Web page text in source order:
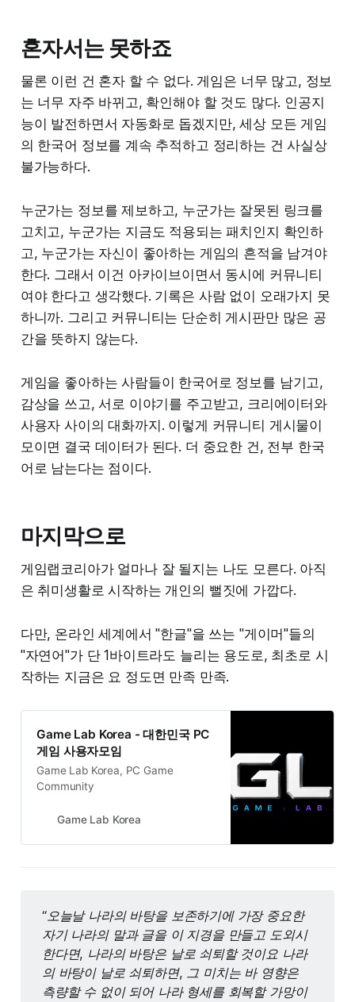
혼자서는 못하죠
물론 이런 건 혼자 할 수 없다. 게임은 너무 많고, 정보
는 너무 자주 바뀌고, 확인해야 할 것도 많다. 인공지
능이 발전하면서 자동화로 돕겠지만, 세상 모든 게임
의 한국어 정보를 계속 추적하고 정리하는 건 사실상
불가능하다.
누군가는 정보를 제보하고, 누군가는 잘못된 링크를
고치고, 누군가는 지금도 적용되는 패치인지 확인하
고, 누군가는 자신이 좋아하는 게임의 흔적을 남겨야
한다. 그래서 이건 아카이브이면서 동시에 커뮤니티
여야 한다고 생각했다. 기록은 사람 없이 오래가지 못
하니까. 그리고 커뮤니티는 단순히 게시판만 많은 공
간을 뜻하지 않는다.
게임을 좋아하는 사람들이 한국어로 정보를 남기고,
감상을 쓰고, 서로 이야기를 주고받고, 크리에이터와
사용자 사이의 대화까지. 이렇게 커뮤니티 게시물이
모이면 결국 데이터가 된다. 더 중요한 건, 전부 한국
어로 남는다는 점이다.
마지막으로
게임랩코리아가 얼마나 잘 될지는 나도 모른다. 아직
은 취미생활로 시작하는 개인의 뻘짓에 가깝다.
다만, 온라인 세계에서 "한글"을 쓰는 "게이머"들의
"자연어"가 단 1바이트라도 늘리는 용도로, 최초로 시
작하는 지금은 요 정도면 만족 만족.
Game Lab Korea - 대한민국 PC
게임 사용자모임
Game Lab Korea, PC Game
Community
Game Lab Korea
“오늘날 나라의 바탕을 보존하기에 가장 중요한
자기 나라의 말과 글을 이 지경을 만들고 도외시
한다면, 나라의 바탕은 날로 쇠퇴할 것이요 나라
의 바탕이 날로 쇠퇴하면, 그 미치는 바 영향은
측량할 수 없이 되어 나라 형세를 회복할 가망이